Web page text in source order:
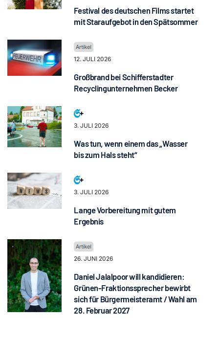
Festival des deutschen Films startet
mit Staraufgebot in den Spätsommer
12. JULI 2026
Großbrand bei Schifferstadter
Recyclingunternehmen Becker
3. JULI 2026
Was tun, wenn einem das „Wasser
bis zum Hals steht“
3. JULI 2026
Lange Vorbereitung mit gutem
Ergebnis
26. JUNI 2026
Daniel Jalalpoor will kandidieren:
Grünen-Fraktionssprecher bewirbt
sich für Bürgermeisteramt / Wahl am
28. Februar 2027